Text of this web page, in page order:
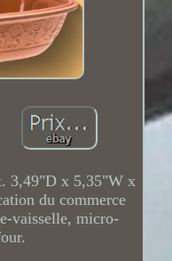
3,49"D x 5,35"W x
du commerce
vaisselle, micro-